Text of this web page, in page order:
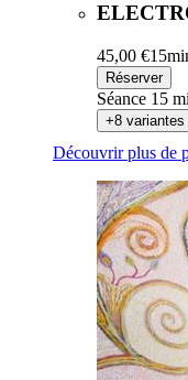
45,00 €
Réserver
Séance 15
+8
Découvrir plus de